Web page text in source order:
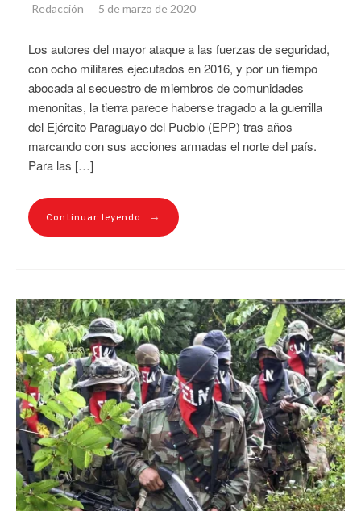
Redacción 5 de marzo de 2020
Los autores del mayor ataque a las fuerzas de seguridad,
con ocho militares ejecutados en 2016, y por un tiempo
abocada al secuestro de miembros de comunidades
menonitas, la tierra parece haberse tragado a la guerrilla
del Ejército Paraguayo del Pueblo (EPP) tras años
marcando con sus acciones armadas el norte del país.
Para las […]
Continuar leyendo →